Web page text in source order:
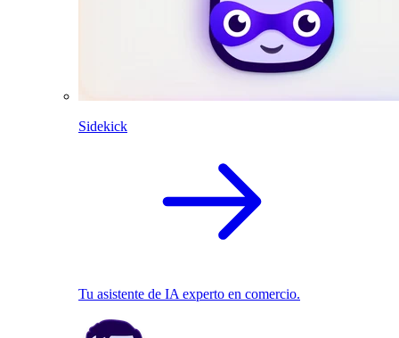
Sidekick
Tu asistente de IA experto en comercio.